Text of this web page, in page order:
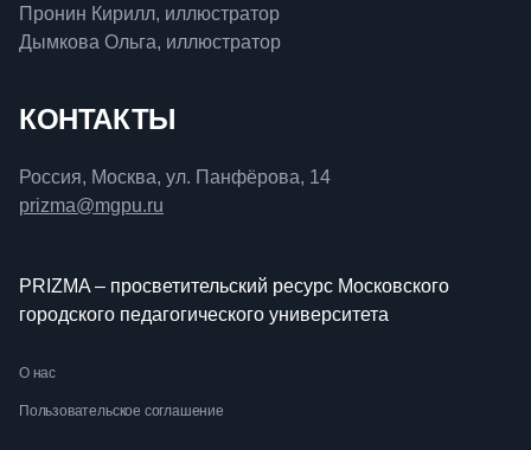
Пронин Кирилл, иллюстратор
Дымкова Ольга, иллюстратор
КОНТАКТЫ
Россия, Москва, ул. Панфёрова, 14
prizma@mgpu.ru
PRIZMA – просветительский ресурс Московского
городского педагогического университета
О нас
Пользовательское соглашение